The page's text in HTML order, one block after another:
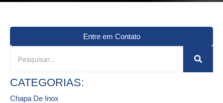
Entre em Contato
CATEGORIAS:
Chapa De Inox